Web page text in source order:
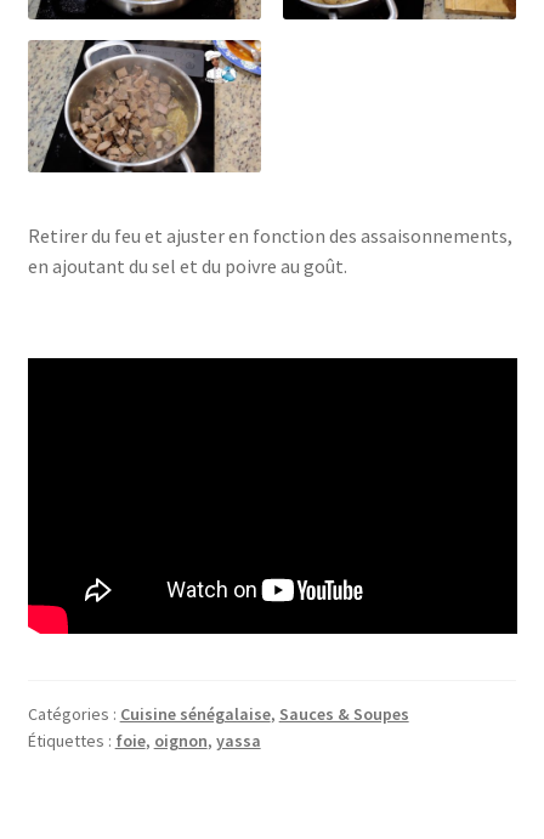
Retirer du feu et ajuster en fonction des assaisonnements,
en ajoutant du sel et du poivre au goût.
Catégories : Cuisine sénégalaise, Sauces & Soupes
Étiquettes : foie, oignon, yassa